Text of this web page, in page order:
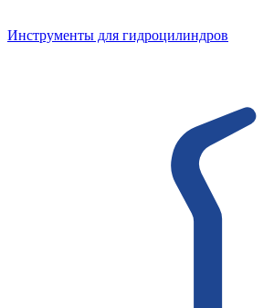
Инструменты для гидроцилиндров